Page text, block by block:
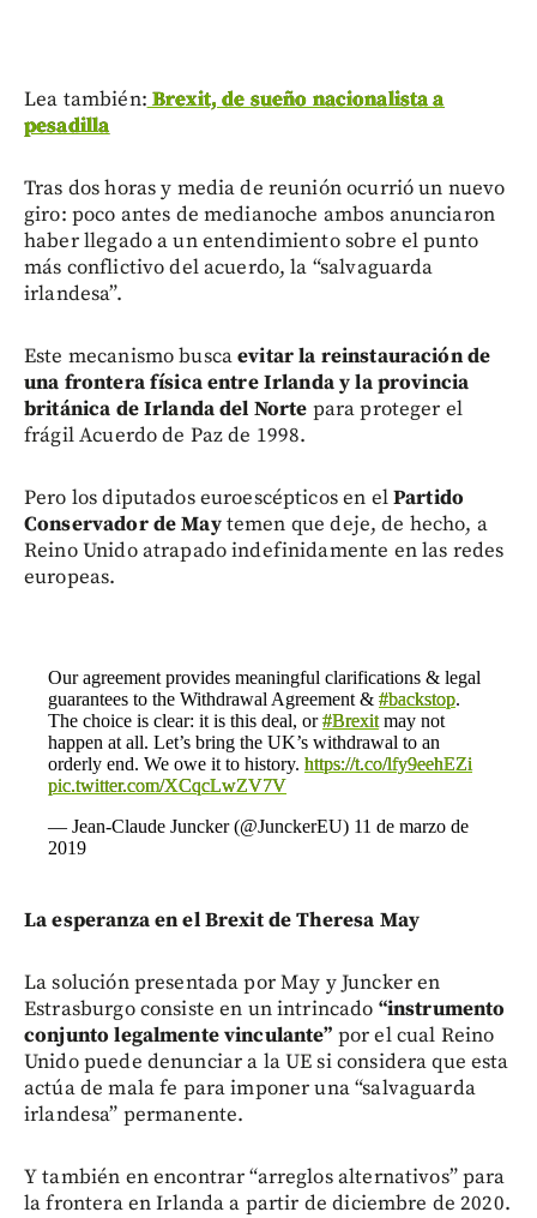
Lea también: Brexit, de sueño nacionalista a
pesadilla
Tras dos horas y media de reunión ocurrió un nuevo
giro: poco antes de medianoche ambos anunciaron
haber llegado a un entendimiento sobre el punto
más conflictivo del acuerdo, la “salvaguarda
irlandesa”.
Este mecanismo buscaevitar la reinstauración de
una frontera física entre Irlanda y la provincia
británica de Irlanda del Norte para proteger el
frágil Acuerdo de Paz de 1998.
Pero los diputados euroescépticos en elPartido
Conservador de Maytemen que deje, de hecho, a
Reino Unido atrapado indefinidamente en las redes
europeas.
Our agreement provides meaningful clarifications & legal
guarantees to the Withdrawal Agreement & #backstop.
The choice is clear: it is this deal, or#Brexitmay not
happen at all. Let’s bring the UK’s withdrawal to an
orderly end. We owe it to history. https://t.co/lfy9eehEZi
pic.twitter.com/XCqcLwZV7V
— Jean-Claude Juncker (@JunckerEU) 11 de marzo de
2019
La esperanza en el Brexit de Theresa May
La solución presentada por May y Juncker en
Estrasburgo consiste en un intrincado “instrumento
conjunto legalmente vinculante” por el cual Reino
Unido puede denunciar a la UE si considera que esta
actúa de mala fe para imponer una “salvaguarda
irlandesa” permanente.
Y también en encontrar “arreglos alternativos” para
la frontera en Irlanda a partir de diciembre de 2020.